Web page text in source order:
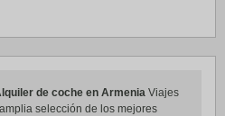
de coche en Armenia Viajes
selección de los mejores